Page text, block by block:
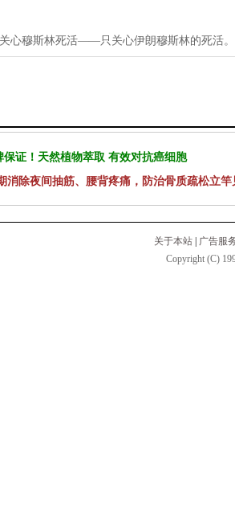
心穆斯林死活——只关心伊朗穆斯林的死活。
证！天然植物萃取 有效对抗癌细胞
消除夜间抽筋、腰背疼痛，防治骨质疏松立竿
关于本站
广告服
Copyright (C)